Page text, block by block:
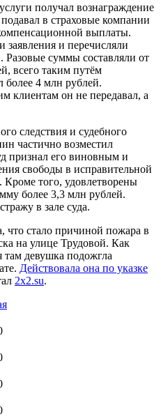
получал вознаграждение
в страховые компании
выплаты.
заявления и перечисляли
Разовые суммы составляли от
всего таким путём
4 млн рублей.
клиентам он не передавал, а
следствия и судебного
частично возместил
признал его виновным и
свободы в исправительной
того, удовлетворены
более 3,3 млн рублей.
в зале суда.
что стало причиной пожара в
на улице Трудовой. Как
девушка подожгла
Действовала она по указке
2x2.su.